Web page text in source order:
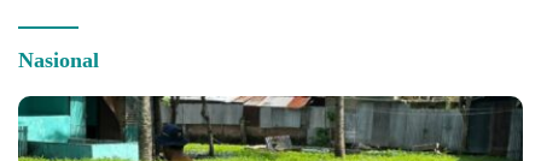
Nasional